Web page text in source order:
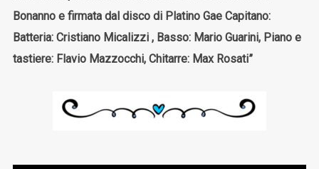
Bonanno e firmata dal disco di Platino Gae Capitano:
Batteria: Cristiano Micalizzi , Basso: Mario Guarini, Piano e
tastiere: Flavio Mazzocchi, Chitarre: Max Rosati”